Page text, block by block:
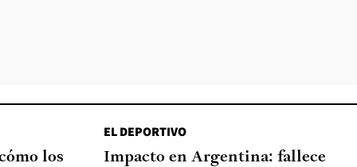
los
EL DEPORTIVO
Impacto en Argentina: fallece